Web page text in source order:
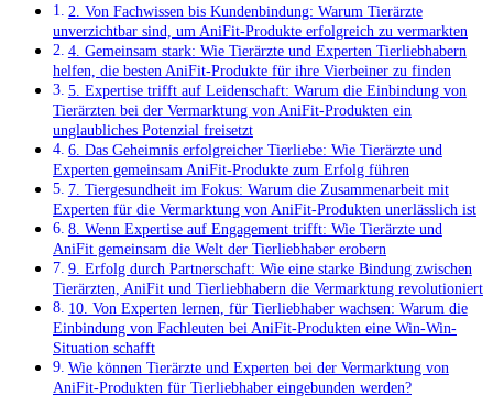
2. Von Fachwissen bis Kundenbindung: Warum Tierärzte
unverzichtbar sind, um AniFit-Produkte erfolgreich zu vermarkten
4. Gemeinsam stark: Wie Tierärzte und Experten Tierliebhabern
helfen, die besten AniFit-Produkte für ihre Vierbeiner⁤ zu finden
5. Expertise ⁤trifft auf Leidenschaft: Warum die Einbindung von
Tierärzten bei der Vermarktung von AniFit-Produkten ein
unglaubliches Potenzial freisetzt
6. Das Geheimnis erfolgreicher ​Tierliebe: ⁤Wie Tierärzte und
Experten gemeinsam AniFit-Produkte zum Erfolg ⁣führen
7. Tiergesundheit im Fokus: Warum die Zusammenarbeit mit
Experten für die Vermarktung von AniFit-Produkten unerlässlich ist
8. Wenn Expertise auf Engagement trifft: Wie Tierärzte und⁣
AniFit ⁤gemeinsam die Welt ‍der Tierliebhaber erobern
9. Erfolg durch Partnerschaft: Wie ⁤eine starke Bindung zwischen⁣
Tierärzten, AniFit und Tierliebhabern die Vermarktung‌ revolutioniert
10. Von​ Experten lernen, für​ Tierliebhaber wachsen: Warum die
Einbindung von ⁣Fachleuten bei AniFit-Produkten eine ⁣Win-Win-
Situation schafft
Wie können Tierärzte und Experten bei ‍der Vermarktung von
AniFit-Produkten ​für Tierliebhaber⁤ eingebunden ‍werden?